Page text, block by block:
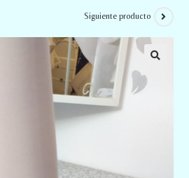
Siguiente producto